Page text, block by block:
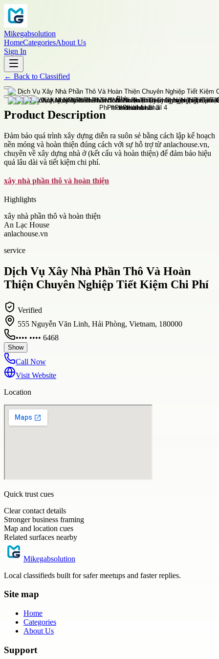
Mikegabsolution
HomeCategoriesAbout Us
Sign In
← Back to Classified
Product Description
Đảm bảo quá trình xây dựng diễn ra suôn sẻ bằng cách lập kế hoạch
nền móng và hoàn thiện đúng cách với sự hỗ trợ từ anlachouse.vn,
chuyên về xây dựng nhà ở (kết cấu và hoàn thiện) để đảm bảo hiệu
quả lâu dài và tiết kiệm chi phí.
xây nhà phần thô và hoàn thiện
Highlights
xây nhà phần thô và hoàn thiện
An Lạc House
anlachouse.vn
service
Dịch Vụ Xây Nhà Phần Thô Và Hoàn
Thiện Chuyên Nghiệp Tiết Kiệm Chi Phí
Verified
555 Nguyễn Văn Linh, Hải Phòng, Vietnam, 180000
•••• •••• 6468
Show
Call Now
Visit Website
Location
Quick trust cues
Clear contact details
Stronger business framing
Map and location cues
Related surfaces nearby
Mikegabsolution
Local classifieds built for safer meetups and faster replies.
Site map
Home
Categories
About Us
Support